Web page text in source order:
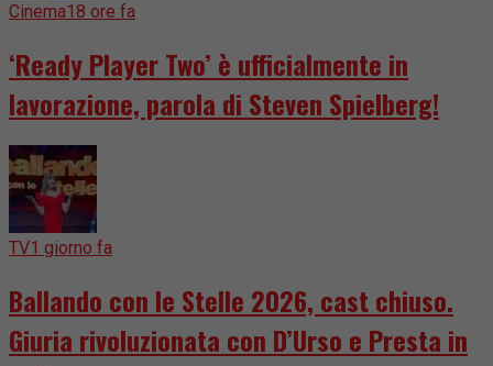
Cinema18 ore fa
‘Ready Player Two’ è ufficialmente in
lavorazione, parola di Steven Spielberg!
TV1 giorno fa
Ballando con le Stelle 2026, cast chiuso.
Giuria rivoluzionata con D’Urso e Presta in